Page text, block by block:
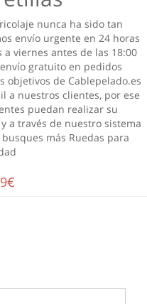
nunca ha sido tan
envío urgente en 24 horas
viernes antes de las 18:00
gratuito en pedidos
objetivos de Cablepelado.es
a nuestros clientes, por ese
puedan realizar su
a través de nuestro sistema
más Ruedas para